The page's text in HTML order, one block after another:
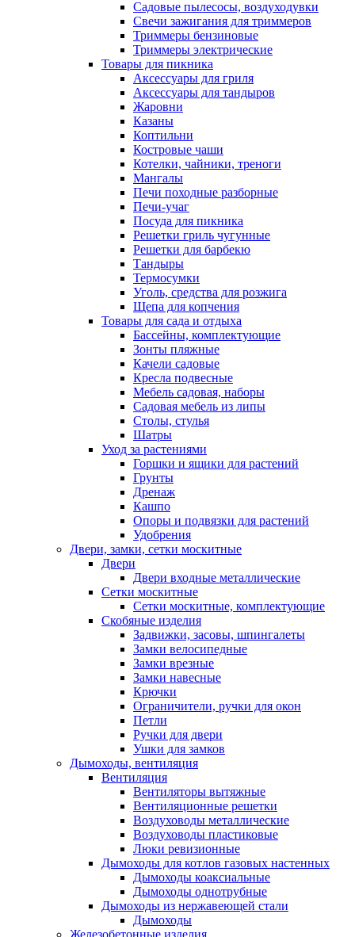
Садовые пылесосы, воздуходувки
Свечи зажигания для триммеров
Триммеры бензиновые
Триммеры электрические
Товары для пикника
Аксессуары для гриля
Аксессуары для тандыров
Жаровни
Казаны
Коптильни
Костровые чаши
Котелки, чайники, треноги
Мангалы
Печи походные разборные
Печи-учаг
Посуда для пикника
Решетки гриль чугунные
Решетки для барбекю
Тандыры
Термосумки
Уголь, средства для розжига
Щепа для копчения
Товары для сада и отдыха
Бассейны, комплектующие
Зонты пляжные
Качели садовые
Кресла подвесные
Мебель садовая, наборы
Садовая мебель из липы
Столы, стулья
Шатры
Уход за растениями
Горшки и ящики для растений
Грунты
Дренаж
Кашпо
Опоры и подвязки для растений
Удобрения
Двери, замки, сетки москитные
Двери
Двери входные металлические
Сетки москитные
Сетки москитные, комплектующие
Скобяные изделия
Задвижки, засовы, шпингалеты
Замки велосипедные
Замки врезные
Замки навесные
Крючки
Ограничители, ручки для окон
Петли
Ручки для двери
Ушки для замков
Дымоходы, вентиляция
Вентиляция
Вентиляторы вытяжные
Вентиляционные решетки
Воздуховоды металлические
Воздуховоды пластиковые
Люки ревизионные
Дымоходы для котлов газовых настенных
Дымоходы коаксиальные
Дымоходы однотрубные
Дымоходы из нержавеющей стали
Дымоходы
Железобетонные изделия